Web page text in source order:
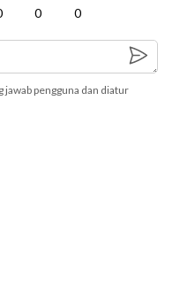
0 0
pengguna dan diatur